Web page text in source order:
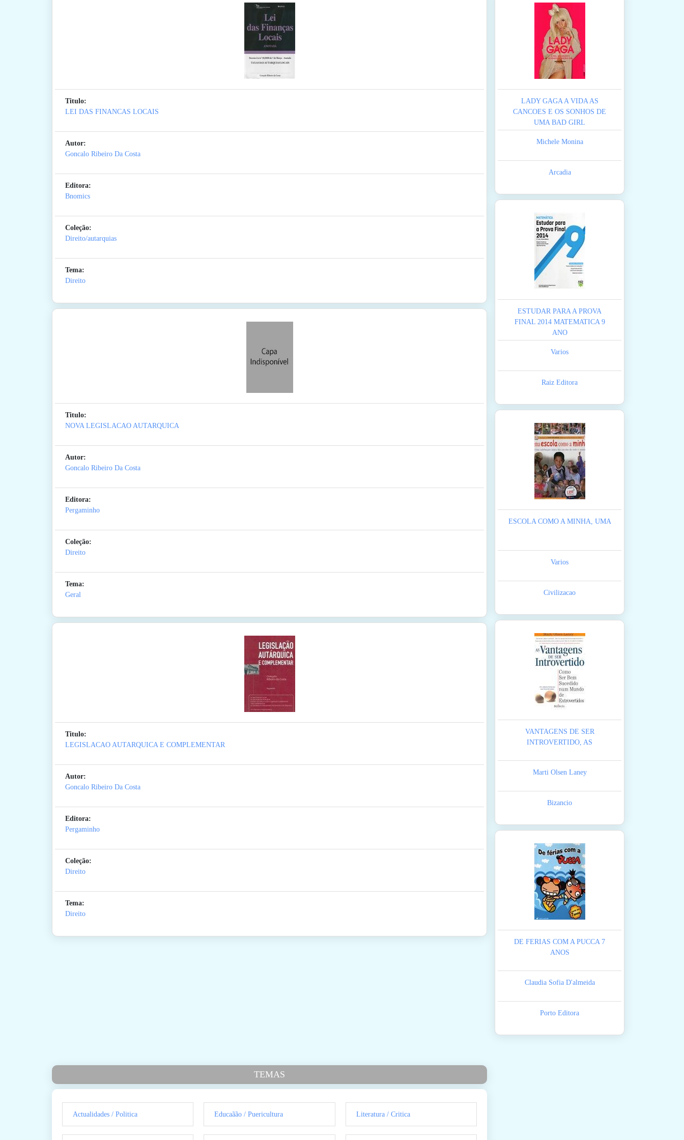
Titulo:
LEI DAS FINANCAS LOCAIS
Autor:
Goncalo Ribeiro Da Costa
Editora:
Bnomics
Coleção:
Direito/autarquias
Tema:
Direito
Titulo:
NOVA LEGISLACAO AUTARQUICA
Autor:
Goncalo Ribeiro Da Costa
Editora:
Pergaminho
Coleção:
Direito
Tema:
Geral
Titulo:
LEGISLACAO AUTARQUICA E COMPLEMENTAR
Autor:
Goncalo Ribeiro Da Costa
Editora:
Pergaminho
Coleção:
Direito
Tema:
Direito
TEMAS
Actualidades / Politica Educaãão / Puericultura Literatura / Critica
LADY GAGA A VIDA AS
CANCOES E OS SONHOS DE
UMA BAD GIRL
Michele Monina
Arcadia
ESTUDAR PARA A PROVA
FINAL 2014 MATEMATICA 9
ANO
Varios
Raiz Editora
ESCOLA COMO A MINHA, UMA
Varios
Civilizacao
VANTAGENS DE SER
INTROVERTIDO, AS
Marti Olsen Laney
Bizancio
DE FERIAS COM A PUCCA 7
ANOS
Claudia Sofia D'almeida
Porto Editora